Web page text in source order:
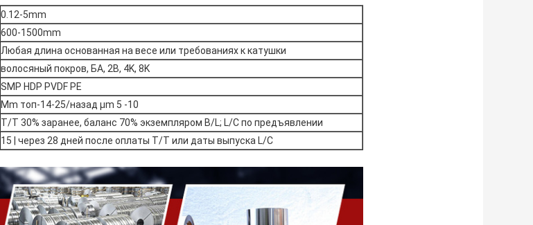
0.12-5mm
600-1500mm
Любая длина основанная на весе или требованиях к катушки
волосяный покров, БА, 2B, 4K, 8K
SMP HDP PVDF PE
Μm топ-14-25/назад μm 5 -10
T/T 30% заранее, баланс 70% экземпляром B/L; L/C по предъявлении
15 | через 28 дней после оплаты T/T или даты выпуска L/C